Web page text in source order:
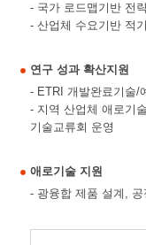
- 국가 로드맵기반 전
- 산업체 수요기반 적
연구 성과 확산지원
- ETRI 개발완료기술/
- 지역 산업체 애로기
기술교류회 운영
애로기술 지원
- 광융합 제품 설계,